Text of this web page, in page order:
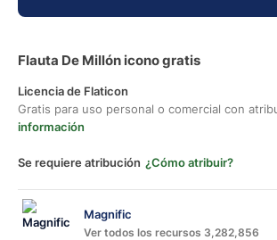
Flauta De Millón icono gratis
Licencia de Flaticon
Gratis para uso personal o comercial con
información
Se requiere atribución ¿Cómo atribuir?
Magnific
Ver todos los recursos 3,282,856